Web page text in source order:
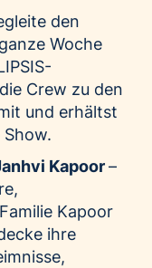
den
Woche
Crew zu den
und erhältst
Kapoor–
Kapoor
ihre